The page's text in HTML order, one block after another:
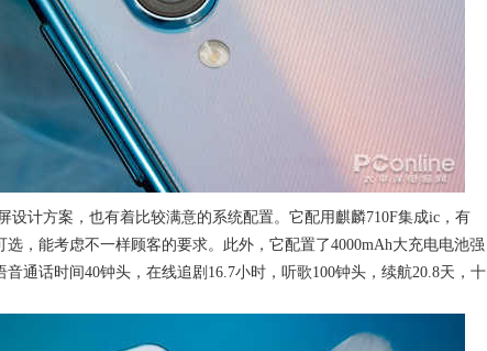
设计方案，也有着比较满意的系统配置。它配用麒麟710F集成ic，有
选，能考虑不一样顾客的要求。此外，它配置了4000mAh大充电电池强
通话时间40钟头，在线追剧16.7小时，听歌100钟头，续航20.8天，十